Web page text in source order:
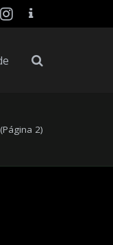
(Página 2)